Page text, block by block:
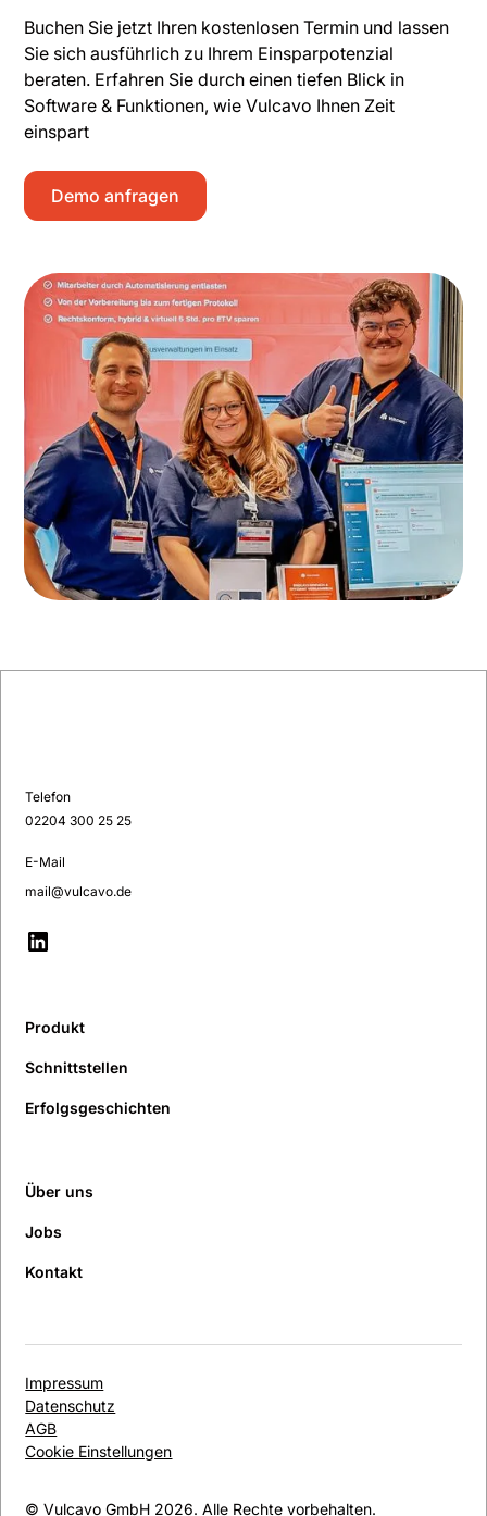
Buchen Sie jetzt Ihren kostenlosen Termin und lassen
Sie sich ausführlich zu Ihrem Einsparpotenzial
beraten. Erfahren Sie durch einen tiefen Blick in
Software & Funktionen, wie Vulcavo Ihnen Zeit
einspart
Demo anfragen
Telefon
02204 300 25 25
E-Mail
mail@vulcavo.de
Produkt
Schnittstellen
Erfolgsgeschichten
Über uns
Jobs
Kontakt
© Vulcavo GmbH 2026. Alle Rechte vorbehalten.
Impressum
Datenschutz
AGB
Cookie Einstellungen